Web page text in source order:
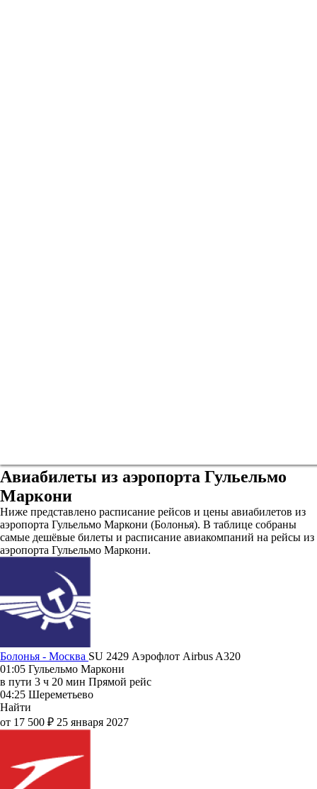
Авиабилеты из аэропорта Гульельмо
Маркони
Ниже представлено расписание рейсов и цены авиабилетов из
аэропорта Гульельмо Маркони (Болонья). В таблице собраны
самые дешёвые билеты и расписание авиакомпаний на рейсы из
аэропорта Гульельмо Маркони.
Болонья - Москва SU 2429 Аэрофлот Airbus A320
01:05 Гульельмо Маркони
в пути 3 ч 20 мин Прямой рейс
04:25 Шереметьево
Найти
от 17 500 ₽ 25 января 2027